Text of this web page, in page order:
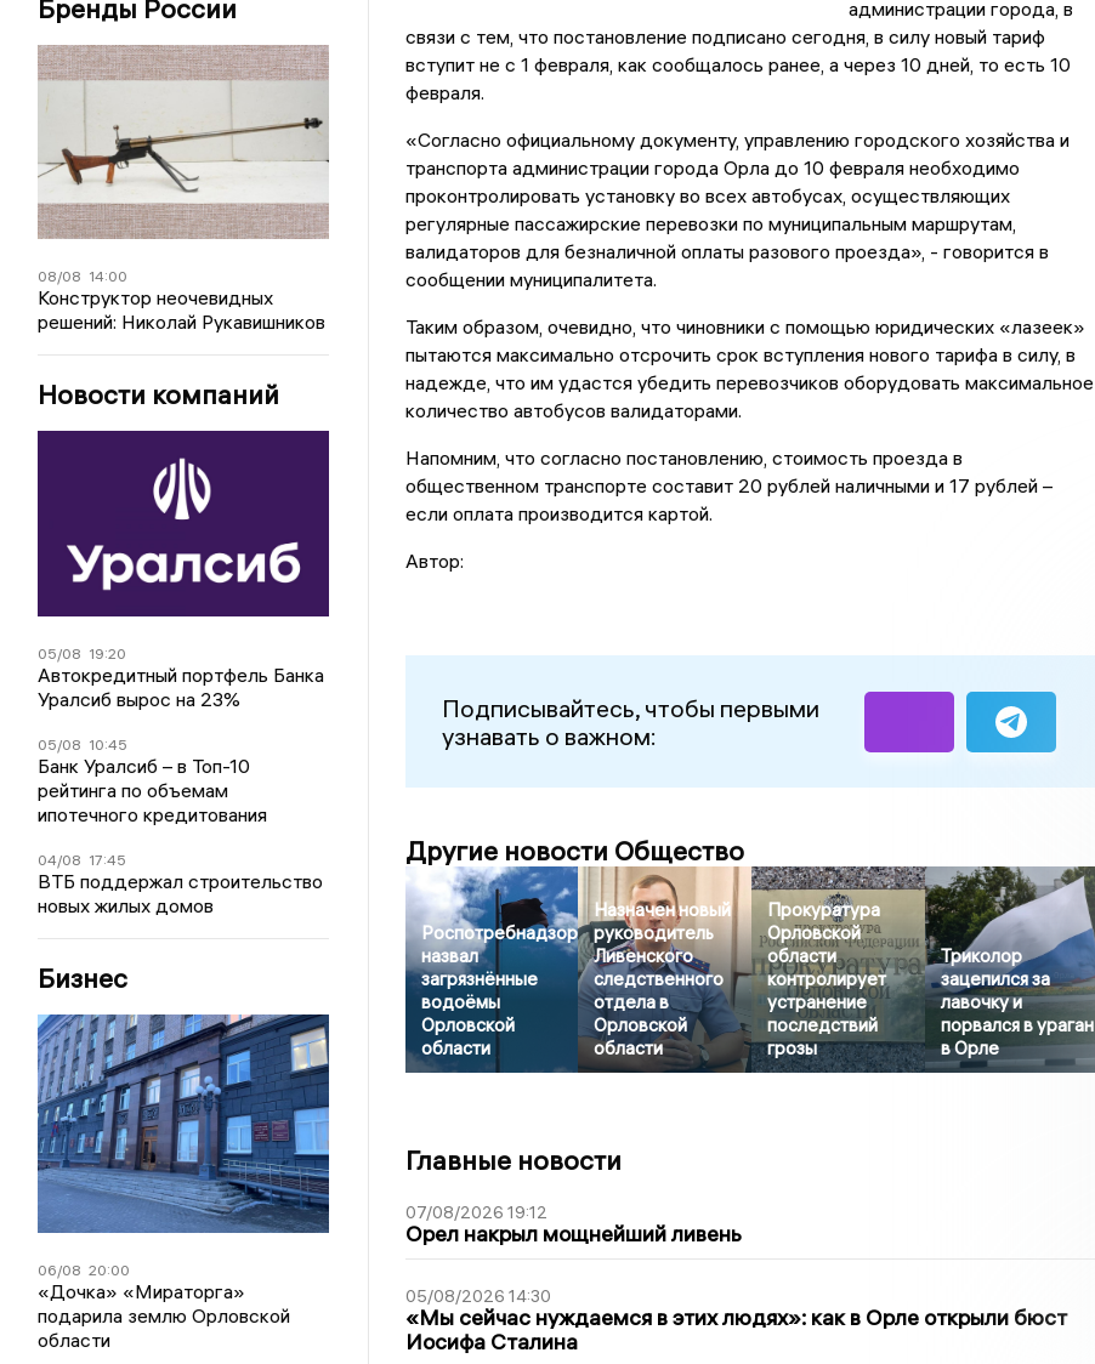
Бренды России
08/08 14:00
Конструктор неочевидных
решений: Николай Рукавишников
Новости компаний
05/08 19:20
Автокредитный портфель Банка
Уралсиб вырос на 23%
05/08 10:45
Банк Уралсиб – в Топ-10
рейтинга по объемам
ипотечного кредитования
04/08 17:45
ВТБ поддержал строительство
новых жилых домов
Бизнес
06/08 20:00
«Дочка» «Мираторга»
подарила землю Орловской
области
администрации города, в
связи с тем, что постановление подписано сегодня, в силу новый тариф
вступит не с 1 февраля, как сообщалось ранее, а через 10 дней, то есть 10
февраля.
«Согласно официальному документу, управлению городского хозяйства и
транспорта администрации города Орла до 10 февраля необходимо
проконтролировать установку во всех автобусах, осуществляющих
регулярные пассажирские перевозки по муниципальным маршрутам,
валидаторов для безналичной оплаты разового проезда», - говорится в
сообщении муниципалитета.
Таким образом, очевидно, что чиновники с помощью юридических «лазеек»
пытаются максимально отсрочить срок вступления нового тарифа в силу, в
надежде, что им удастся убедить перевозчиков оборудовать максимальное
количество автобусов валидаторами.
Напомним, что согласно постановлению, стоимость проезда в
общественном транспорте составит 20 рублей наличными и 17 рублей –
если оплата производится картой.
Автор:
Подписывайтесь, чтобы первыми
узнавать о важном:
Другие новости Общество
Роспотребнадзор
назвал
загрязнённые
водоёмы
Орловской
области
Назначен новый
руководитель
Ливенского
следственного
отдела в
Орловской
области
Прокуратура
Орловской
области
контролирует
устранение
последствий
грозы
Триколор
зацепился за
лавочку и
порвался в ураган
в Орле
Главные новости
07/08/2026 19:12
Орел накрыл мощнейший ливень
05/08/2026 14:30
«Мы сейчас нуждаемся в этих людях»: как в Орле открыли бюст
Иосифа Сталина